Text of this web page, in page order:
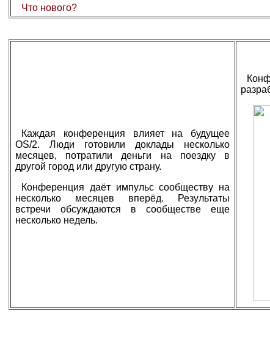
Что нового?
Каждая конференция влияет на будущее
OS/2. Люди готовили доклады несколько
месяцев, потратили деньги на поездку в
другой город или другую страну.
Конференция даёт импульс сообществу на
несколько месяцев вперёд. Результаты
встречи обсуждаются в сообществе еще
несколько недель.